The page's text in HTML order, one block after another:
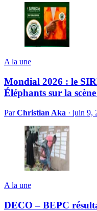
A la une
Mondial 2026 : le
Éléphants sur la
ParChristian Aka · juin 9,
A la une
DECO – BEPC